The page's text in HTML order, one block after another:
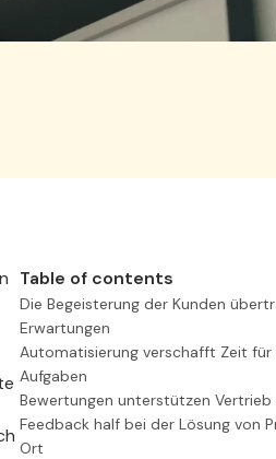
Table of contents
Die Begeisterung der Kunden
Erwartungen
Automatisierung verschafft Zeit für
Aufgaben
Bewertungen unterstützen Vertrieb
Feedback half bei der Lösung von
Ort